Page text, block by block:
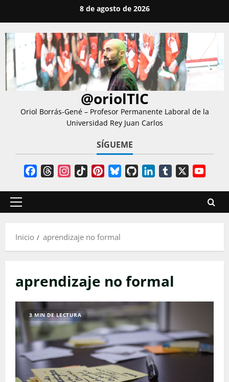
contenido
8 de agosto de 2026
@oriolTIC
Oriol Borrás-Gené – Profesor Permanente Laboral de la
Universidad Rey Juan Carlos
SÍGUEME
FacebookThreadsInstagram
TikTokPinterestBlueskyGitHubLinkedInTumblr
Menú
Inicio
aprendizaje no formal
aprendizaje no formal
3 MIN DE LECTURA